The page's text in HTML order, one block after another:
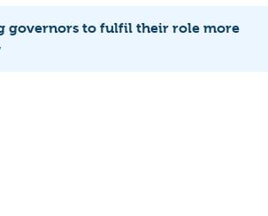
governors to fulfil their role more